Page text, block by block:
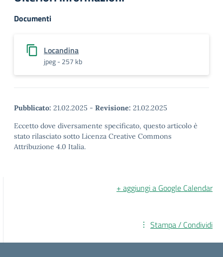
Documenti
Locandina
jpeg - 257 kb
Pubblicato: 21.02.2025 - Revisione: 21.02.2025
Eccetto dove diversamente specificato, questo articolo è
stato rilasciato sotto Licenza Creative Commons
Attribuzione 4.0 Italia.
+ aggiungi a Google Calendar
Stampa / Condividi